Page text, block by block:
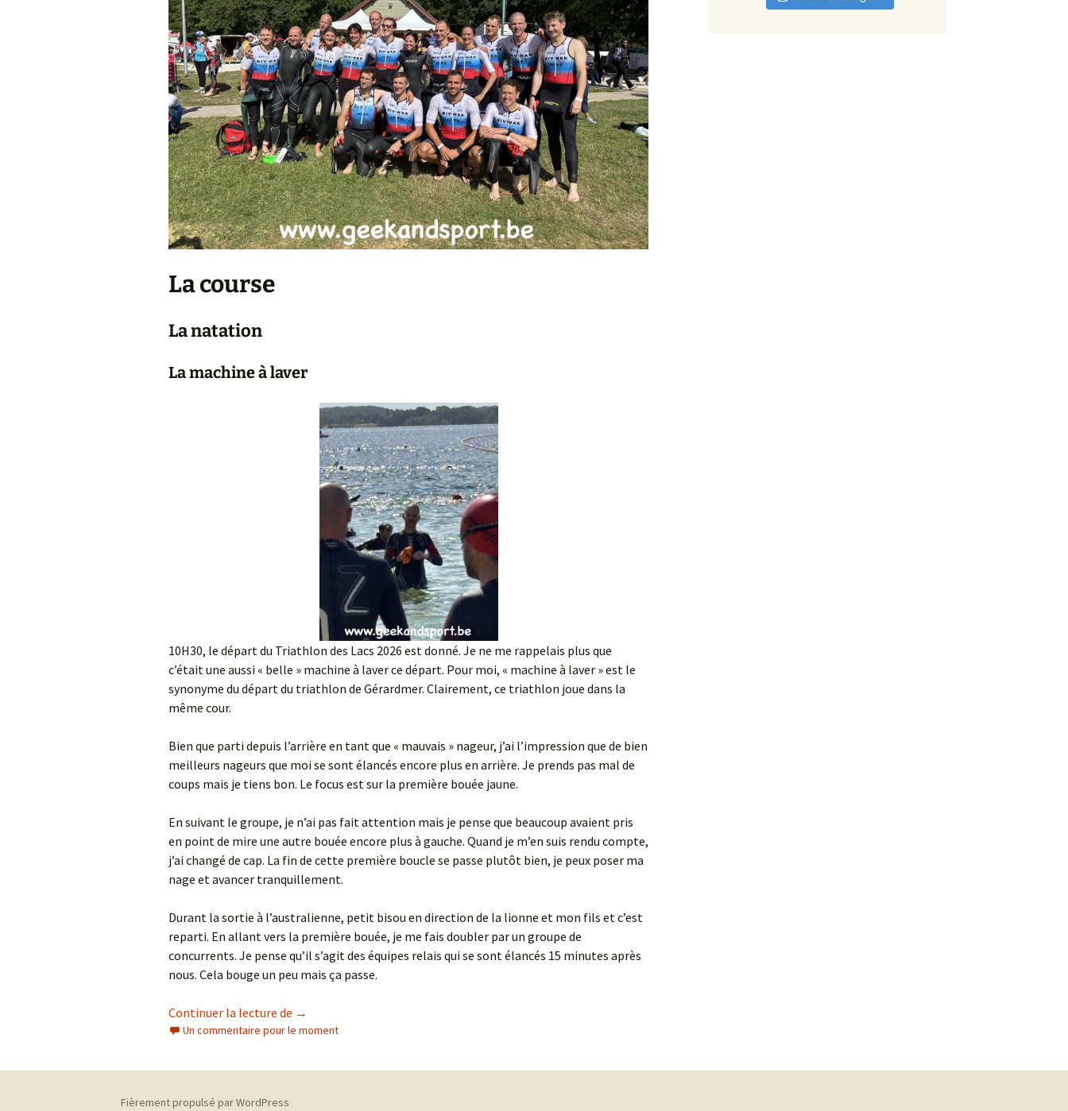
La course
La natation
La machine à laver
10H30, le départ du Triathlon des Lacs 2026 est donné. Je ne me rappelais plus que
c’était une aussi « belle » machine à laver ce départ. Pour moi, « machine à laver » est le
synonyme du départ du triathlon de Gérardmer. Clairement, ce triathlon joue dans la
même cour.
Bien que parti depuis l’arrière en tant que « mauvais » nageur, j’ai l’impression que de bien
meilleurs nageurs que moi se sont élancés encore plus en arrière. Je prends pas mal de
coups mais je tiens bon. Le focus est sur la première bouée jaune.
En suivant le groupe, je n’ai pas fait attention mais je pense que beaucoup avaient pris
en point de mire une autre bouée encore plus à gauche. Quand je m’en suis rendu compte,
j’ai changé de cap. La fin de cette première boucle se passe plutôt bien, je peux poser ma
nage et avancer tranquillement.
Durant la sortie à l’australienne, petit bisou en direction de la lionne et mon fils et c’est
reparti. En allant vers la première bouée, je me fais doubler par un groupe de
concurrents. Je pense qu’il s’agit des équipes relais qui se sont élancés 15 minutes après
nous. Cela bouge un peu mais ça passe.
Continuer la lecture de Triathlon des Lacs 2026
→
Un commentaire pour le moment
Fièrement propulsé par WordPress